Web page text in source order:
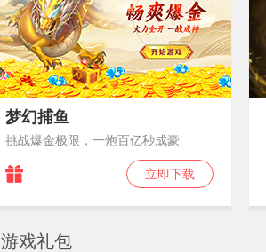
梦幻捕鱼
挑战爆金极限，一炮百亿秒成豪
立即下载
游戏礼包